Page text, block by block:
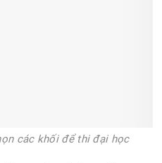
các khối để thi đại học